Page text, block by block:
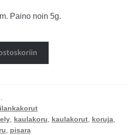
Paino noin 5g.
, kaulakoru, kaulakorut, koruja,
, pisara